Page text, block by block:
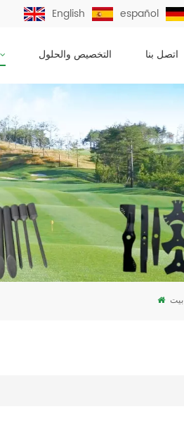
English español
التخصيص والحلول اتصل بنا
بيت